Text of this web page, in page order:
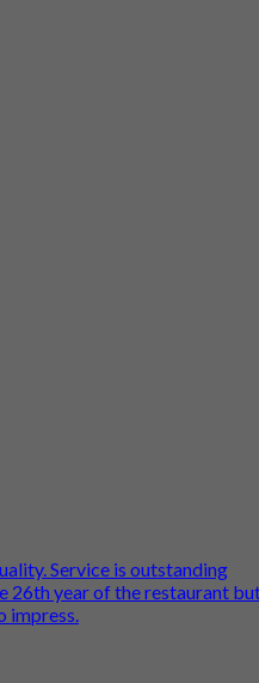
Service is outstanding
26th year of the restaurant
impress.